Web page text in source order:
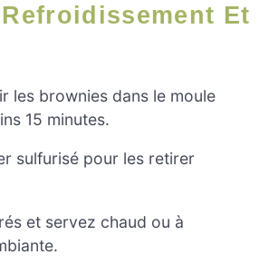
les brownies dans le moule
15 minutes.
sulfurisé pour les retirer
et servez chaud ou à